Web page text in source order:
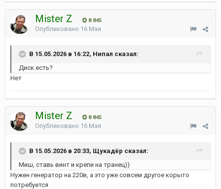
Mister Z 8 845
Опубликовано 16 Мая
В 15.05.2026 в 16:22, Нипал сказал:
Диск есть?
Нет
Mister Z 8 845
Опубликовано 16 Мая
В 15.05.2026 в 20:33, Щукадёр сказал:
Миш, ставь винт и крепи на транец))
Нужен генератор на 220в, а это уже совсем другое корыто
потребуется